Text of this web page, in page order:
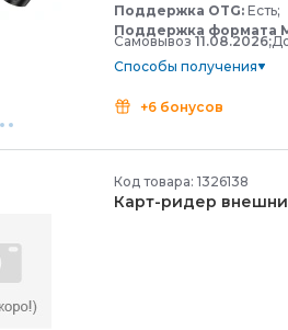
Поддержка OTG: Есть;
Поддержка формата
Самовывоз 11.08.2026;
Способы получения
+6 бонусов
Код товара: 1326138
Карт-ридер